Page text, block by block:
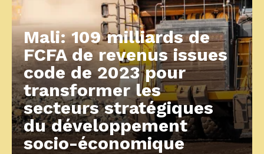
Mali: 109 milliards de
FCFA de revenus issues
code de 2023 pour
transformer les
secteurs stratégiques
du développement
socio-économique